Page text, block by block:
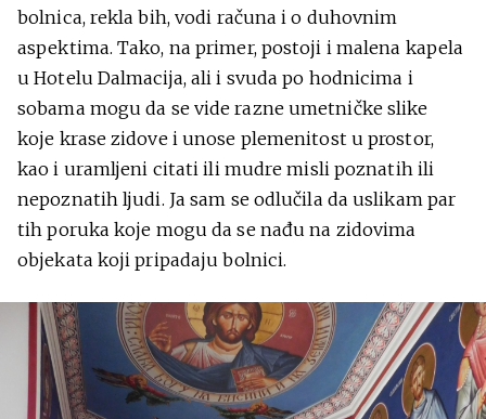
bolnica, rekla bih, vodi računa i o duhovnim
aspektima. Tako, na primer, postoji i malena kapela
u Hotelu Dalmacija, ali i svuda po hodnicima i
sobama mogu da se vide razne umetničke slike
koje krase zidove i unose plemenitost u prostor,
kao i uramljeni citati ili mudre misli poznatih ili
nepoznatih ljudi. Ja sam se odlučila da uslikam par
tih poruka koje mogu da se nađu na zidovima
objekata koji pripadaju bolnici.